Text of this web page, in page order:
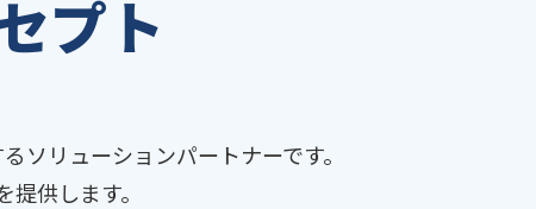
プト
ソリューションパートナーです。
供します。